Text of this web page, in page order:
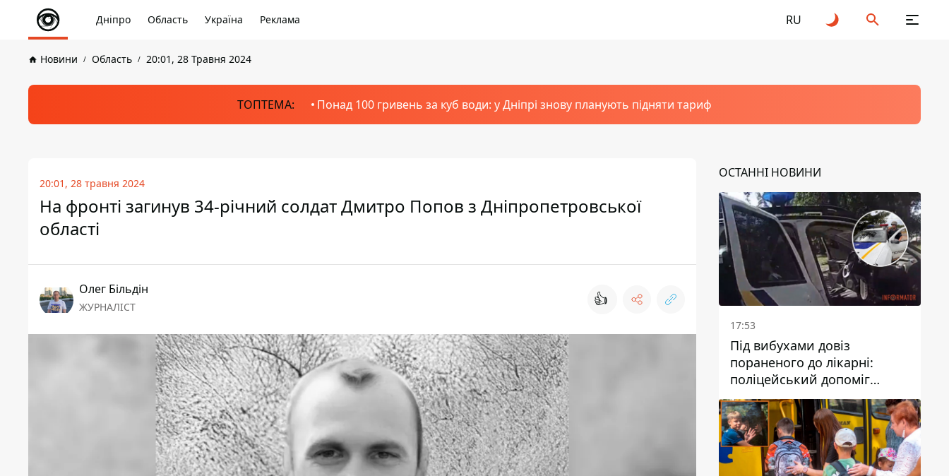
Дніпро Область Україна Реклама RU
Новини Область 20:01, 28 Травня 2024
ТОПТЕМА: Понад 100 гривень за куб води: у Дніпрі знову планують підняти тариф
20:01, 28 травня 2024
На фронті загинув 34-річний солдат Дмитро Попов з Дніпропетровської
області
Олег Більдін
ЖУРНАЛІСТ 👍
ОСТАННІ НОВИНИ
17:53
Під вибухами довіз
пораненого до лікарні:
поліцейський допоміг
постраждалому після атаки
на Кам’янський район